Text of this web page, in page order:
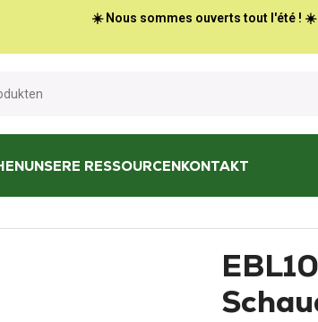
☀️ Nous sommes ouverts tout l'été ! ☀️
UNSERE RESSOURCENKONTAKT